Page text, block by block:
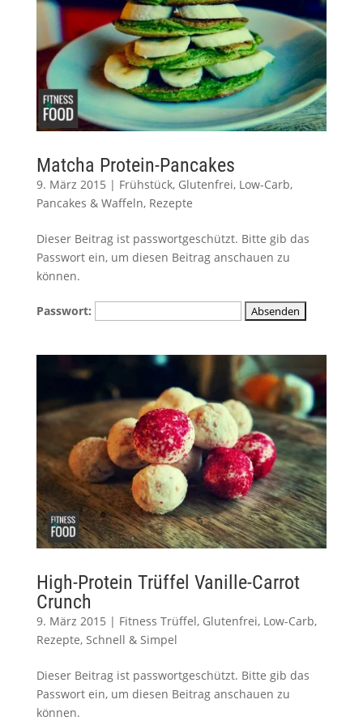
Matcha Protein-Pancakes
9. März 2015 | Frühstück, Glutenfrei, Low-Carb,
Pancakes & Waffeln, Rezepte
Dieser Beitrag ist passwortgeschützt. Bitte gib das
Passwort ein, um diesen Beitrag anschauen zu
können.
Passwort:
High-Protein Trüffel Vanille-Carrot
Crunch
9. März 2015 | Fitness Trüffel, Glutenfrei, Low-Carb,
Rezepte, Schnell & Simpel
Dieser Beitrag ist passwortgeschützt. Bitte gib das
Passwort ein, um diesen Beitrag anschauen zu
können.